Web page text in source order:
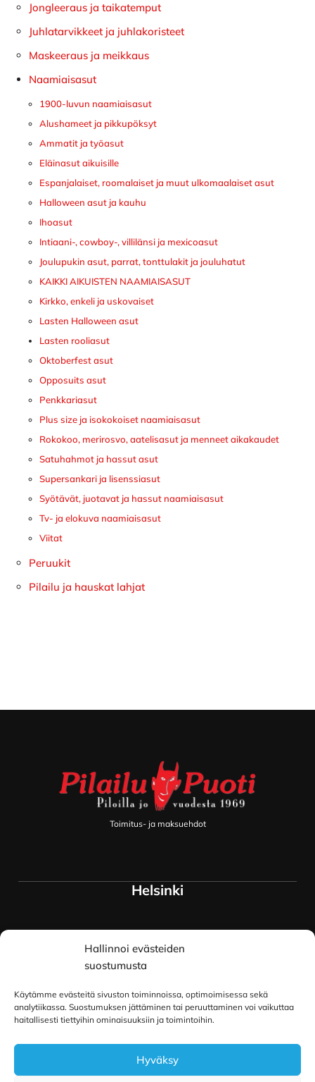
Hallinnoi evästeiden
suostumusta
Käytämme evästeitä sivuston toiminnoissa, optimoimisessa sekä
analytiikassa. Suostumuksen jättäminen tai peruuttaminen voi vaikuttaa
haitallisesti tiettyihin ominaisuuksiin ja toimintoihin.
Hyväksy
Jongleeraus ja taikatemput
Juhlatarvikkeet ja juhlakoristeet
Maskeeraus ja meikkaus
Naamiaisasut
1900-luvun naamiaisasut
Alushameet ja pikkupöksyt
Ammatit ja työasut
Eläinasut aikuisille
Espanjalaiset, roomalaiset ja muut ulkomaalaiset asut
Halloween asut ja kauhu
Ihoasut
Intiaani-, cowboy-, villilänsi ja mexicoasut
Joulupukin asut, parrat, tonttulakit ja jouluhatut
KAIKKI AIKUISTEN NAAMIAISASUT
Kirkko, enkeli ja uskovaiset
Lasten Halloween asut
Lasten rooliasut
Oktoberfest asut
Opposuits asut
Penkkariasut
Plus size ja isokokoiset naamiaisasut
Rokokoo, merirosvo, aatelisasut ja menneet aikakaudet
Satuhahmot ja hassut asut
Supersankari ja lisenssiasut
Syötävät, juotavat ja hassut naamiaisasut
Tv- ja elokuva naamiaisasut
Viitat
Peruukit
Pilailu ja hauskat lahjat
Toimitus- ja maksuehdot
Helsinki
Siltavuorenranta 18
00170 Helsinki
Oulu
Kauppurienkatu 34
90100 Oulu